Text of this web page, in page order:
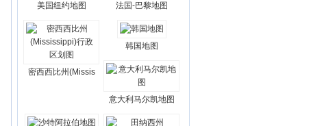
美国纽约地图 法国-巴黎地图
密西西比州(Missis
韩国地图
意大利马尔凯地图